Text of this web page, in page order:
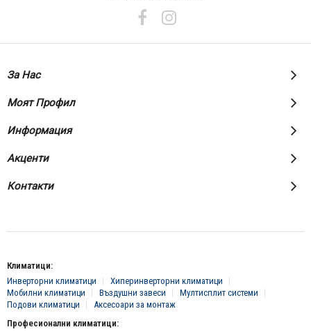
За Нас
Моят Профил
Информация
Акценти
Контакти
Климатици:
Инверторни климатици
Хиперинверторни климатици
Мобилни климатици
Въздушни завеси
Мултисплит системи
Подови климатици
Аксесоари за монтаж
Професионални климатици: